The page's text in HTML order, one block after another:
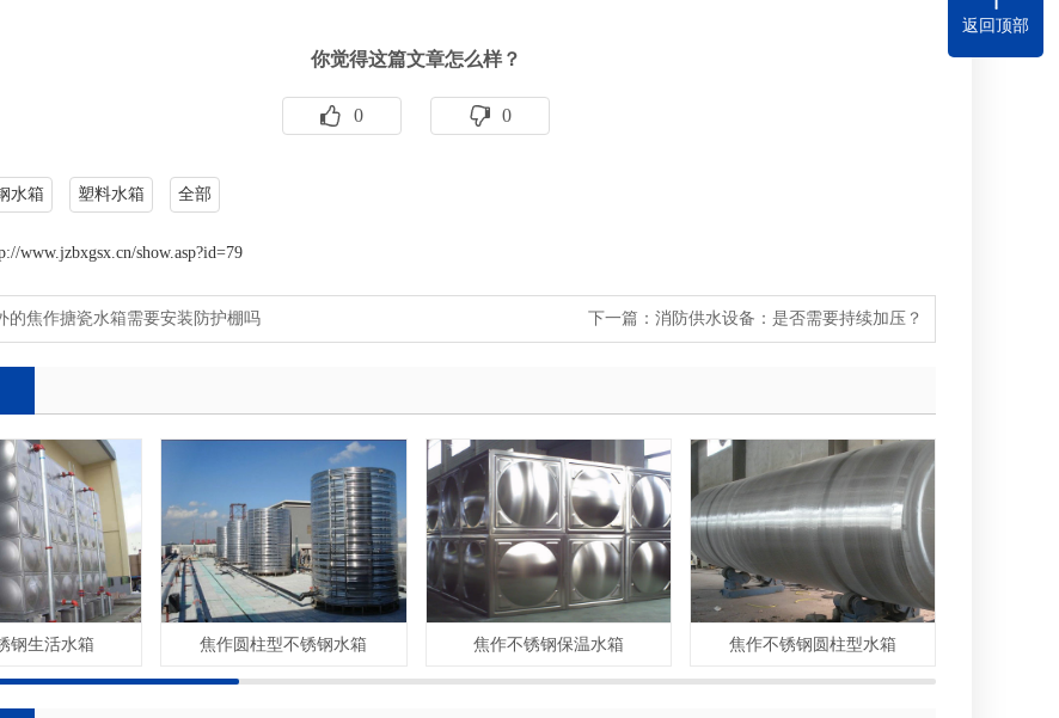
你觉得这篇文章怎么样？
0 0
水箱 塑料水箱 全部
www.jzbxgsx.cn/show.asp?id=79
的焦作搪瓷水箱需要安装防护棚吗 下一篇： 消防供水设备：是否需要持续加压？
钢生活水箱 焦作圆柱型不锈钢水箱 焦作不锈钢保温水箱 焦作不锈钢圆柱型水箱
返回顶部